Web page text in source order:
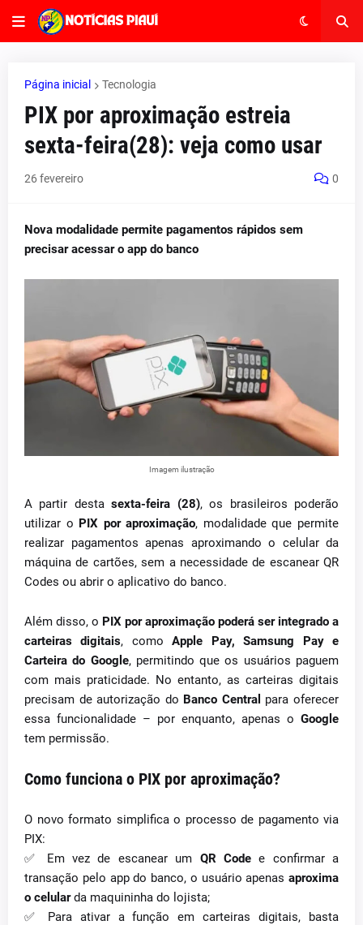
Página inicial Tecnologia
PIX por aproximação estreia
sexta-feira(28): veja como usar
26 fevereiro 0
Nova modalidade permite pagamentos rápidos sem
precisar acessar o app do banco
Imagem ilustração
A partir destasexta-feira (28), os brasileiros poderão
utilizar o PIX por aproximação, modalidade que permite
realizar pagamentos apenas aproximando o celular da
máquina de cartões, sem a necessidade de escanear QR
Codes ou abrir o aplicativo do banco.
Além disso, o PIX por aproximação poderá ser integrado a
carteiras digitais, comoApple Pay, Samsung Pay e
Carteira do Google, permitindo que os usuários paguem
com mais praticidade. No entanto, as carteiras digitais
precisam de autorização do Banco Central para oferecer
essa funcionalidade – por enquanto, apenas o Google
tem permissão.
Como funciona o PIX por aproximação?
O novo formato simplifica o processo de pagamento via
PIX:
✅ Em vez de escanear um QR Codee confirmar a
transação pelo app do banco, o usuário apenas aproxima
o celularda maquininha do lojista;
✅ Para ativar a função em carteiras digitais, basta